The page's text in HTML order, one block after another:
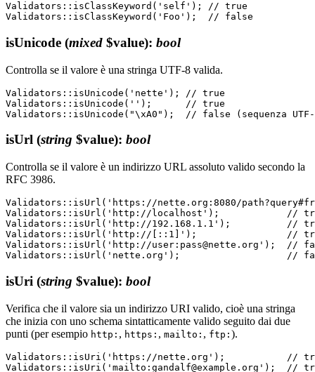
Validators::isClassKeyword('self'); // true
isUnicode (mixed $value): bool
Controlla se il valore è una stringa UTF-8 valida.
Validators::isUnicode('nette'); // true
Validators::isUnicode('');      // true
isUrl (string $value): bool
Controlla se il valore è un indirizzo URL assoluto valido secondo la
RFC 3986.
Validators::isUrl('https://nette.org:8080/
Validators::isUrl('http://localhost');            //
Validators::isUrl('http://192.168.1.1');          //
Validators::isUrl('http://[::1]');                //
Validators::isUrl('http://user:pass@nette.org');  //
isUri (string $value): bool
Verifica che il valore sia un indirizzo URI valido, cioè una stringa
che inizia con uno schema sintatticamente valido seguito dai due
punti (per esempio http: , https: , mailto: , ftp: ).
Validators::isUri('https://nette.org');           //
Validators::isUri('mailto:gandalf@example.org');  //